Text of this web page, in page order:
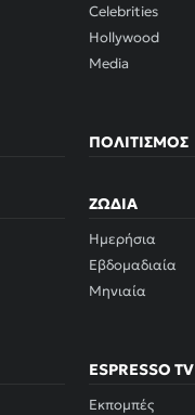
Celebrities
Hollywood
Media
ΠΟΛΙΤΙΣΜΌΣ
ΖΏΔΙΑ
Ημερήσια
Εβδομαδιαία
Μηνιαία
ESPRESSO TV
Εκπομπές